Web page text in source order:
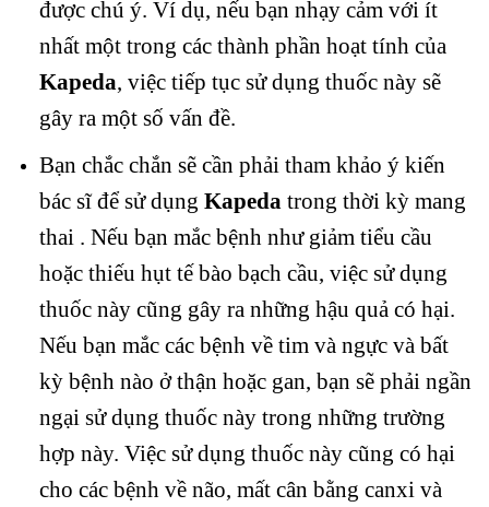
được chú ý. Ví dụ, nếu bạn nhạy cảm với ít
nhất một trong các thành phần hoạt tính của
Kapeda, việc tiếp tục sử dụng thuốc này sẽ
gây ra một số vấn đề.
Bạn chắc chắn sẽ cần phải tham khảo ý kiến ​​
bác sĩ để sử dụng Kapeda trong thời kỳ mang
thai . Nếu bạn mắc bệnh như giảm tiểu cầu
hoặc thiếu hụt tế bào bạch cầu, việc sử dụng
thuốc này cũng gây ra những hậu quả có hại.
Nếu bạn mắc các bệnh về tim và ngực và bất
kỳ bệnh nào ở thận hoặc gan, bạn sẽ phải ngần
ngại sử dụng thuốc này trong những trường
hợp này. Việc sử dụng thuốc này cũng có hại
cho các bệnh về não, mất cân bằng canxi và